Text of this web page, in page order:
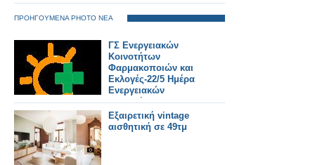
ΠΡΟΗΓΟΥΜΕΝΑ PHOTO ΝΕΑ
ΓΣ Ενεργειακών
Κοινοτήτων
Φαρμακοποιών και
Εκλογές-22/5 Ημέρα
Ενεργειακών
Κοινοτήτων στην
Ευρώπη
Εξαιρετική vintage
αισθητική σε 49τμ